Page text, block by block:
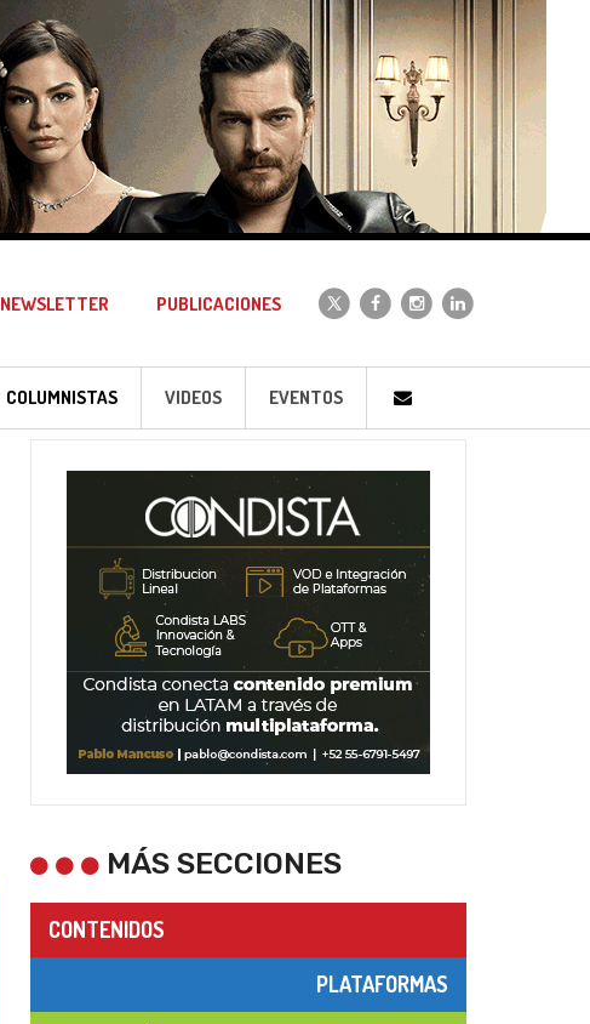
NEWSLETTER PUBLICACIONES
COLUMNISTAS VIDEOS EVENTOS
MÁS SECCIONES
CONTENIDOS
PLATAFORMAS